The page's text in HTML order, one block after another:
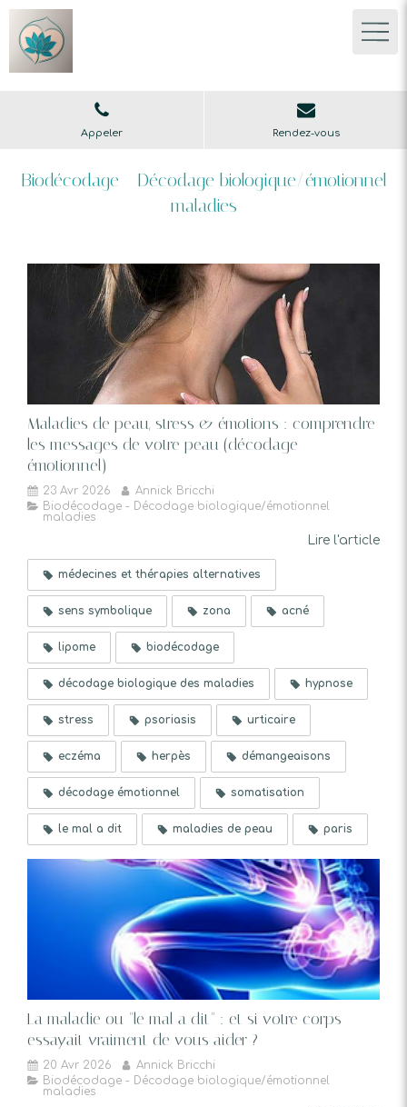
Appeler Rendez-vous
Biodécodage - Décodage biologique/émotionnel
maladies
Maladies de peau, stress & émotions : comprendre
les messages de votre peau (décodage
émotionnel)
23 Avr 2026
Annick Bricchi
Biodécodage - Décodage biologique/émotionnel
maladies
Lire l'article
médecines et thérapies alternatives
sens symbolique zona acné
lipome biodécodage
décodage biologique des maladies hypnose
stress psoriasis urticaire
eczéma herpès démangeaisons
décodage émotionnel somatisation
le mal a dit maladies de peau paris
La maladie ou "le mal a dit" : et si votre corps
essayait vraiment de vous aider ?
20 Avr 2026
Annick Bricchi
Biodécodage - Décodage biologique/émotionnel
maladies